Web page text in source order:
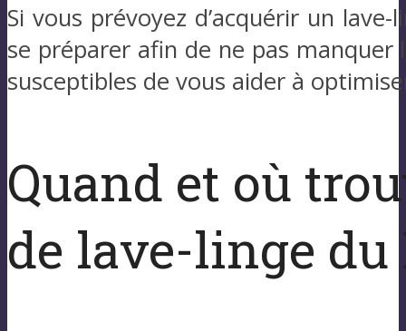
Si vous prévoyez d’acquérir un
se préparer afin de ne pas manquer
susceptibles de vous aider à
Quand et où
de lave-linge